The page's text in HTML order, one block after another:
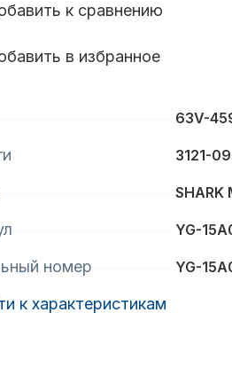
к сравнению
в избранное
63V-
3121-
SHARK
YG-
номер YG-
к характеристикам